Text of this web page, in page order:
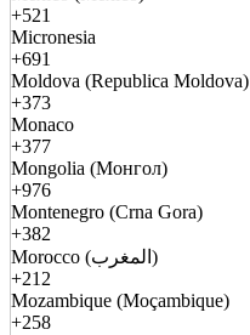
+521
Micronesia
+691
Moldova (Republica Moldova)
+373
Monaco
+377
Mongolia (Монгол)
+976
Montenegro (Crna Gora)
+382
Morocco (المغرب)
+212
Mozambique (Moçambique)
+258